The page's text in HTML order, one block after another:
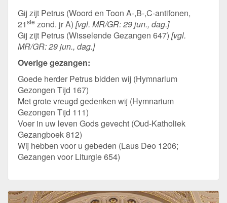
Gij zijt Petrus (Woord en Toon A-,B-,C-antifonen,
21ste zond. jr A) [vgl. MR/GR: 29 jun., dag.]
Gij zijt Petrus (Wisselende Gezangen 647) [vgl.
MR/GR: 29 jun., dag.]
Overige gezangen:
Goede herder Petrus bidden wij (Hymnarium
Gezongen Tijd 167)
Met grote vreugd gedenken wij (Hymnarium
Gezongen Tijd 111)
Voer in uw leven Gods gevecht (Oud-Katholiek
Gezangboek 812)
Wij hebben voor u gebeden (Laus Deo 1206;
Gezangen voor Liturgie 654)